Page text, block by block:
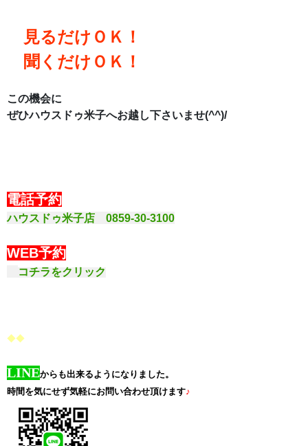
見るだけＯＫ！
聞くだけＯＫ！
この機会に
ぜひハウスドゥ米子へお越し下さいませ(^^)/
電話予約
ハウスドゥ米子店 0859-30-3100
WEB予約
コチラをクリック
◆◆
LINEからも出来るようになりました。
時間を気にせず気軽にお問い合わせ頂けます♪